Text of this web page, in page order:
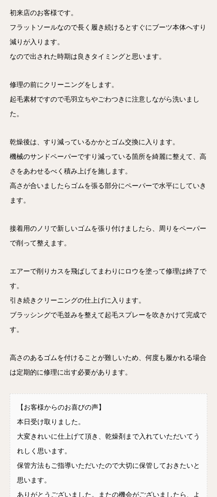
初来店のお客様です。
フラットソールなので長く履き続けるとすぐにブーツ本体へすり
減りが入ります。
なので出された時期は良きタイミングと思います。
修理の前にクリーニングをします。
起毛素材ですので毛羽立ちやごわつきに注意しながら洗いまし
た。
乾燥後は、すり減っているかかとゴム交換に入ります。
機械のサンドペーパーですり減っている箇所を綺麗に整えて、高
さをあわせるべく積み上げを施します。
高さが合いましたらゴムを張る部分にペーパーで水平にしていき
ます。
接着用のノリで新しいゴムを張り付けましたら、周りをペーパー
で削って整えます。
エアーで削りカスを飛ばしてまわりにロウを塗って修理は終了で
す。
引き続きクリーニングの仕上げに入ります。
ブラッシングで毛並みを整えて起毛スプレーを吹きかけて完成で
す。
高さのあるゴムを付けることが難しいため、何度も履かれる場合
は定期的に修理に出す必要があります。
【お客様からのお喜びの声】
本日受け取りました。
大変きれいに仕上げて頂き、乾燥剤まで入れていただいてう
れしく思います。
保管方法もご指導いただいたので大切に保管しておきたいと
思います。
ありがとうございました。またの機会がございましたら、よ